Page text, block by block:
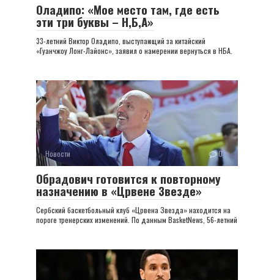
Оладипо: «Мое место там, где есть
эти три буквы – Н,Б,А»
33-летний Виктор Оладипо, выступающий за китайский
«Гуанчжоу Лонг-Лайонс», заявил о намерении вернуться в НБА.
Новости 0
Обрадович готовится к повторному
назначению в «Црвене Звезде»
Сербский баскетбольный клуб «Црвена Звезда» находится на
пороге тренерских изменений. По данным BasketNews, 56-летний